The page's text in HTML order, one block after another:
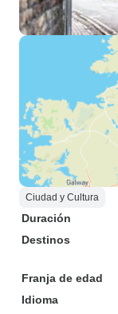
Ciudad y Cultura
Duración
Destinos
Franja de edad
Idioma